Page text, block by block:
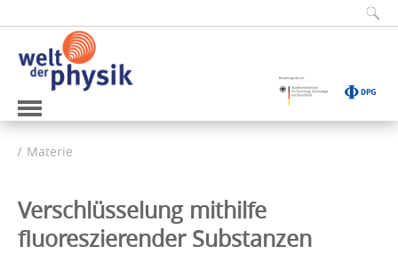
Materie
Verschlüsselung mithilfe
fluoreszierender Substanzen